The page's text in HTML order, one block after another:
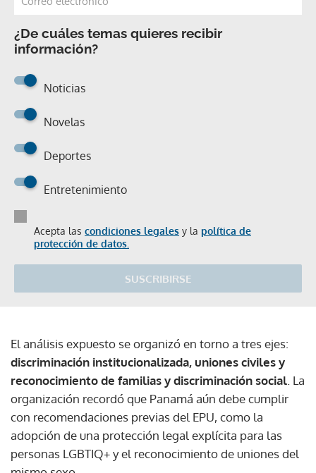
¿De cuáles temas quieres recibir
información?
Noticias
Novelas
Deportes
Entretenimiento
Acepta las condiciones legales y la política de
protección de datos.
SUSCRIBIRSE
El análisis expuesto se organizó en torno a tres ejes:
discriminación institucionalizada, uniones civiles y
reconocimiento de familias y discriminación social . La
organización recordó que Panamá aún debe cumplir
con recomendaciones previas del EPU, como la
adopción de una protección legal explícita para las
personas LGBTIQ+ y el reconocimiento de uniones del